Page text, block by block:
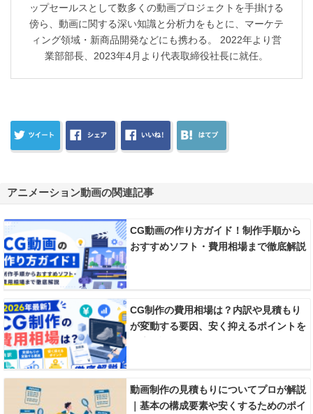
ップセールスとして数多くの動画プロジェクトを手掛ける
傍ら、動画に関する深い知識と分析力をもとに、マーケテ
ィング領域・新商品開発などにも携わる。 2022年より営
業部部長、2023年4月より代表取締役社長に就任。
アニメーション動画の関連記事
CG動画の作り方ガイド！制作手順から
おすすめソフト・費用相場まで徹底解説
CG制作の費用相場は？内訳や見積もり
が変動する要因、安く抑えるポイントを
動画制作の見積もりについてプロが解説
｜基本の構成要素や安くするためのポイ